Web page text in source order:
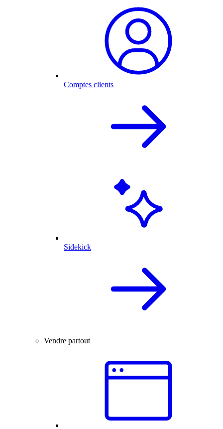
Comptes clients
Sidekick
Vendre partout